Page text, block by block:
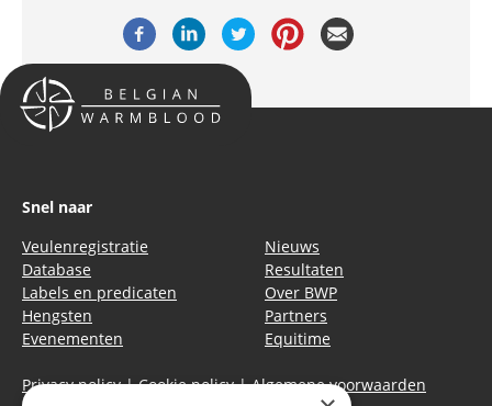
Snel naar
Veulenregistratie
Database
Labels en predicaten
Hengsten
Evenementen
Nieuws
Resultaten
Over BWP
Partners
Equitime
Privacy policy|Cookie policy|Algemene voorwaarden